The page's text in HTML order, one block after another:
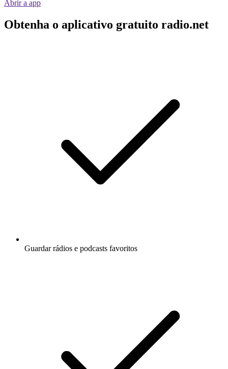
Abrir a app
Obtenha o aplicativo gratuito radio.net
Guardar rádios e podcasts favoritos